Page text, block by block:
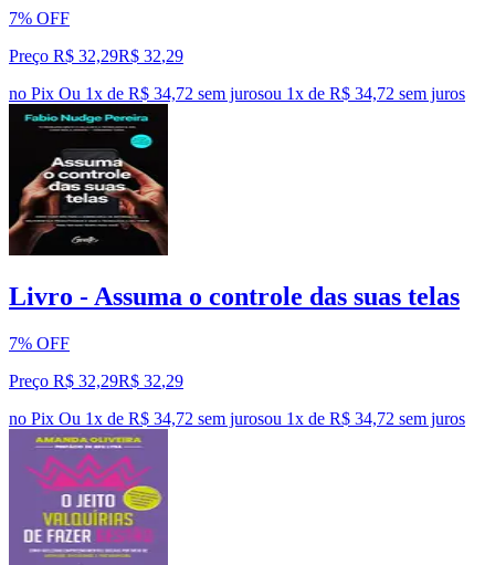
7% OFF
Preço R$ 32,29R$ 32,29
no Pix Ou 1x de R$ 34,72 sem jurosou 1x de R$ 34,72 sem juros
Livro - Assuma o controle das suas telas
7% OFF
Preço R$ 32,29R$ 32,29
no Pix Ou 1x de R$ 34,72 sem jurosou 1x de R$ 34,72 sem juros